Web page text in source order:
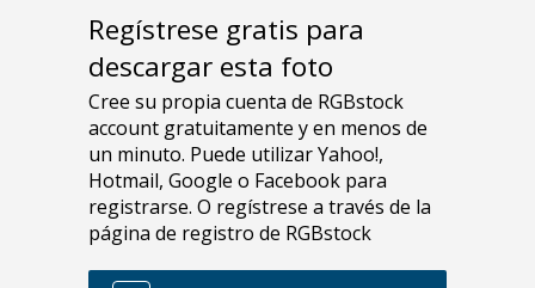
Regístrese gratis para
descargar esta foto